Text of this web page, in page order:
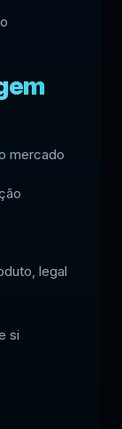
mercado
legal
si